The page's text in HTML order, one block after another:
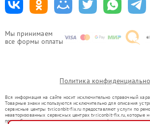
Мы принимаем
все формы оплаты
Политика
Вся информация на сайте носит исключительно справочный
Товарные знаки используются исключительно для описания
сервисные центры tvr.iconbit-fix.ru предоставляют услуги по
неавторизованных сервисных центрах tvr.iconbit-fix.ru, которые
правообладателями товарных знаков или их официальными